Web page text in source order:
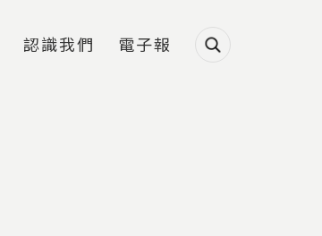
認識我們 電子報